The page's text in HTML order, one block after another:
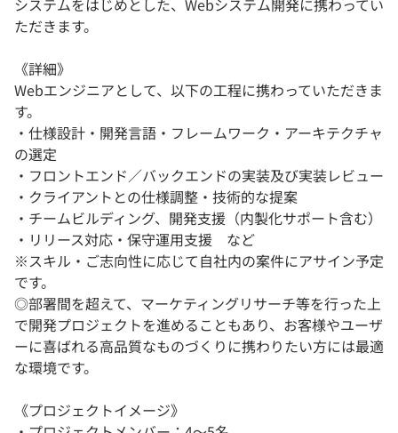
ただきます。
《詳細》
Webエンジニアとして、以下の工程に携わっていただきま
す。
・仕様設計・開発言語・フレームワーク・アーキテクチャ
の選定
・フロントエンド／バックエンドの実装及び実装レビュー
・クライアントとの仕様調整・技術的な提案
・チームビルディング、開発支援（内製化サポート含む）
・リリース対応・保守運用支援 など
※スキル・ご志向性に応じて自社内の案件にアサイン予定
です。
◎部署間を超えて、マーケティングリサーチ等を行った上
で開発プロジェクトを進めることもあり、お客様やユーザ
ーに喜ばれる高品質なものづくりに携わりたい方には最適
な環境です。
《プロジェクトイメージ》